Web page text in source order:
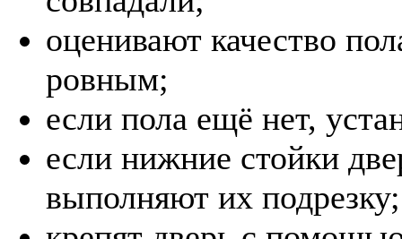
оценивают качество
ровным;
если пола ещё нет,
если нижние стойки
выполняют их подрезку;